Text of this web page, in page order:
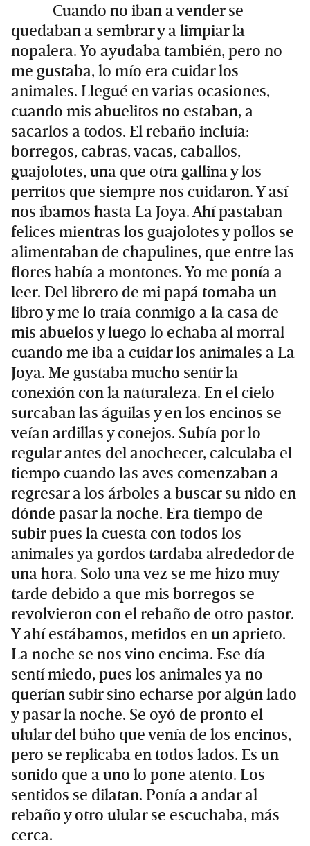
Cuando no iban a vender se
quedaban a sembrar y a limpiar la
nopalera. Yo ayudaba también, pero no
me gustaba, lo mío era cuidar los
animales. Llegué en varias ocasiones,
cuando mis abuelitos no estaban, a
sacarlos a todos. El rebaño incluía:
borregos, cabras, vacas, caballos,
guajolotes, una que otra gallina y los
perritos que siempre nos cuidaron. Y así
nos íbamos hasta La Joya. Ahí pastaban
felices mientras los guajolotes y pollos se
alimentaban de chapulines, que entre las
flores había a montones. Yo me ponía a
leer. Del librero de mi papá tomaba un
libro y me lo traía conmigo a la casa de
mis abuelos y luego lo echaba al morral
cuando me iba a cuidar los animales a La
Joya. Me gustaba mucho sentir la
conexión con la naturaleza. En el cielo
surcaban las águilas y en los encinos se
veían ardillas y conejos. Subía por lo
regular antes del anochecer, calculaba el
tiempo cuando las aves comenzaban a
regresar a los árboles a buscar su nido en
dónde pasar la noche. Era tiempo de
subir pues la cuesta con todos los
animales ya gordos tardaba alrededor de
una hora. Solo una vez se me hizo muy
tarde debido a que mis borregos se
revolvieron con el rebaño de otro pastor.
Y ahí estábamos, metidos en un aprieto.
La noche se nos vino encima. Ese día
sentí miedo, pues los animales ya no
querían subir sino echarse por algún lado
y pasar la noche. Se oyó de pronto el
ulular del búho que venía de los encinos,
pero se replicaba en todos lados. Es un
sonido que a uno lo pone atento. Los
sentidos se dilatan. Ponía a andar al
rebaño y otro ulular se escuchaba, más
cerca.